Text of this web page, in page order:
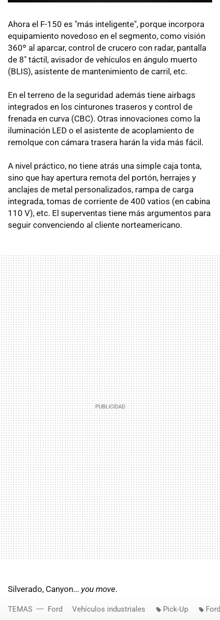
Ahora el F-150 es "más inteligente", porque incorpora
equipamiento novedoso en el segmento, como visión
360º al aparcar, control de crucero con radar, pantalla
de 8" táctil, avisador de vehículos en ángulo muerto
(BLIS), asistente de mantenimiento de carril, etc.
En el terreno de la seguridad además tiene airbags
integrados en los cinturones traseros y control de
frenada en curva (CBC). Otras innovaciones como la
iluminación LED o el asistente de acoplamiento de
remolque con cámara trasera harán la vida más fácil.
A nivel práctico, no tiene atrás una simple caja tonta,
sino que hay apertura remota del portón, herrajes y
anclajes de metal personalizados, rampa de carga
integrada, tomas de corriente de 400 vatios (en cabina
110 V), etc. El superventas tiene más argumentos para
seguir convenciendo al cliente norteamericano.
Silverado, Canyon... you move.
TEMAS Ford Vehículos industriales Pick-Up